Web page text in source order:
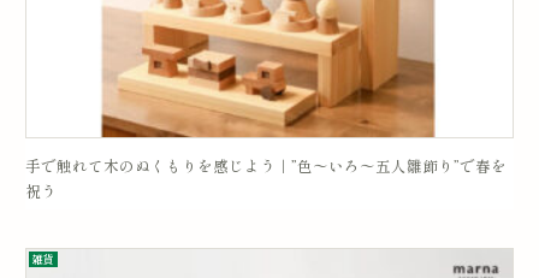
手で触れて木のぬくもりを感じよう｜”色〜いろ〜五人雛飾り”で春を
祝う
雑貨